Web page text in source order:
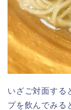
いざご対面する
プを飲んでみる